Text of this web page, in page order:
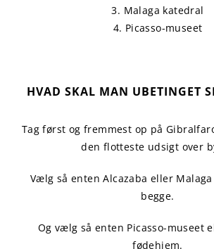
3. Malaga katedral
4. Picasso-museet
HVAD SKAL MAN UBETINGET
Tag først og fremmest op på
den flotteste udsigt over
Vælg så enten Alcazaba eller
begge.
Og vælg så enten Picasso-museet
fødehjem.